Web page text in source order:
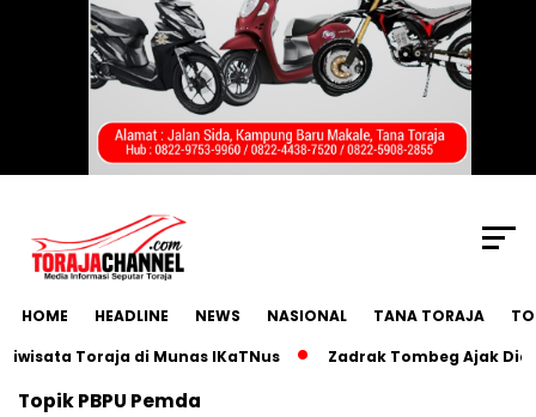
HOME HEADLINE NEWS NASIONAL TANA TORAJA
Toraja di Munas IKaTNus
Zadrak Tombeg Ajak
TopikPBPU Pemda